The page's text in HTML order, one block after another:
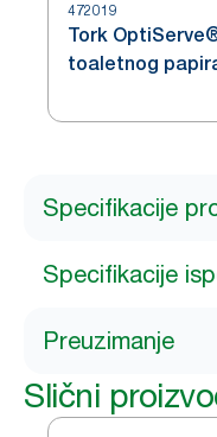
472019
Tork
toaletnog
Specifikacije
Specifikacije
Preuzimanje
Slični